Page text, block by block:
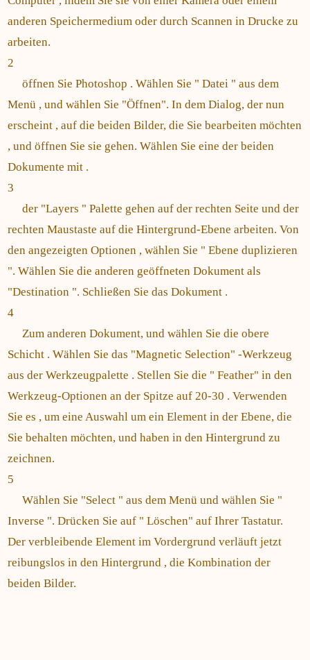
anderen Speichermedium oder durch Scannen in Drucke zu
arbeiten.
2
öffnen Sie Photoshop . Wählen Sie " Datei " aus dem
Menü , und wählen Sie "Öffnen". In dem Dialog, der nun
erscheint , auf die beiden Bilder, die Sie bearbeiten möchten
, und öffnen Sie sie gehen. Wählen Sie eine der beiden
Dokumente mit .
3
der "Layers " Palette gehen auf der rechten Seite und der
rechten Maustaste auf die Hintergrund-Ebene arbeiten. Von
den angezeigten Optionen , wählen Sie " Ebene duplizieren
". Wählen Sie die anderen geöffneten Dokument als
"Destination ". Schließen Sie das Dokument .
4
Zum anderen Dokument, und wählen Sie die obere
Schicht . Wählen Sie das "Magnetic Selection" -Werkzeug
aus der Werkzeugpalette . Stellen Sie die " Feather" in den
Werkzeug-Optionen an der Spitze auf 20-30 . Verwenden
Sie es , um eine Auswahl um ein Element in der Ebene, die
Sie behalten möchten, und haben in den Hintergrund zu
zeichnen.
5
Wählen Sie "Select " aus dem Menü und wählen Sie "
Inverse ". Drücken Sie auf " Löschen" auf Ihrer Tastatur.
Der verbleibende Element im Vordergrund verläuft jetzt
reibungslos in den Hintergrund , die Kombination der
beiden Bilder.